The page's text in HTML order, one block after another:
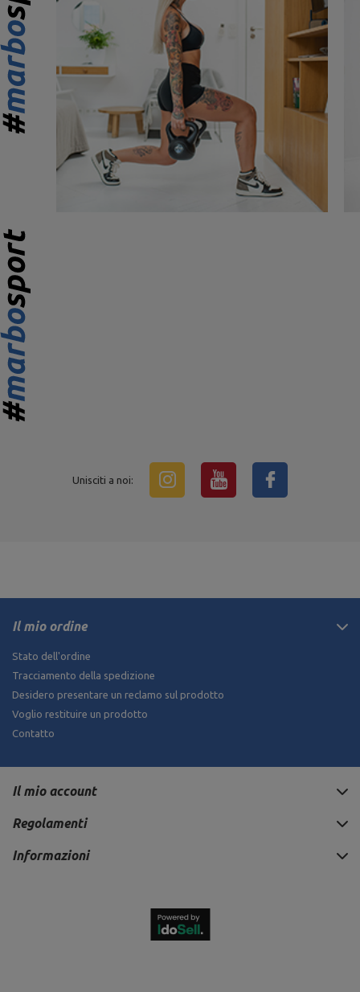
Unisciti a noi:
Il mio ordine
Stato dell'ordine
Tracciamento della spedizione
Desidero presentare un reclamo sul prodotto
Voglio restituire un prodotto
Contatto
Il mio account
Regolamenti
Informazioni